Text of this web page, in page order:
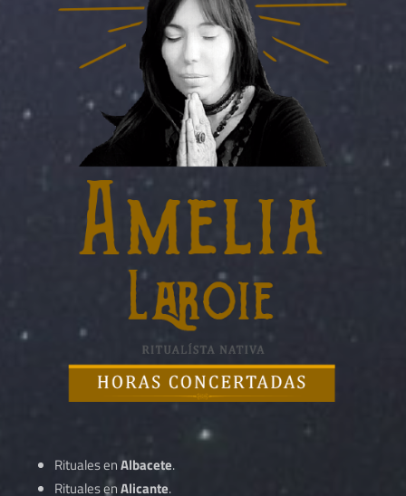
Rituales enAlbacete.
Rituales enAlicante.